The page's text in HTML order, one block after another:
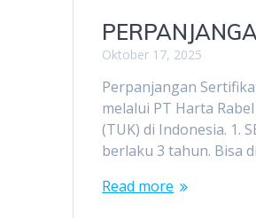
Oktober 17, 2025
Perpanjangan
melalui PT Harta
(TUK) di Indonesia. 1.
berlaku 3 tahun. Bisa
Read more